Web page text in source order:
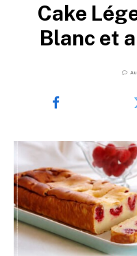
Cake
Blanc et